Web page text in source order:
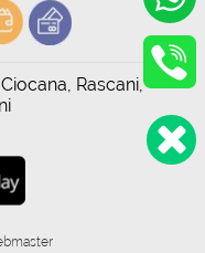
Rascani,